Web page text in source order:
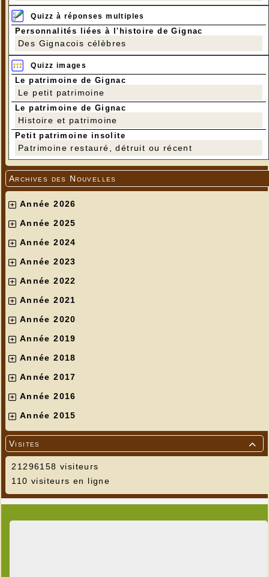
Quizz à réponses multiples
Personnalités liées à l'histoire de Gignac
Des Gignacois célèbres
Quizz images
Le patrimoine de Gignac
Le petit patrimoine
Le patrimoine de Gignac
Histoire et patrimoine
Petit patrimoine insolite
Patrimoine restauré, détruit ou récent
Archives des Nouvelles
Année 2026
Année 2025
Année 2024
Année 2023
Année 2022
Année 2021
Année 2020
Année 2019
Année 2018
Année 2017
Année 2016
Année 2015

Visites
21296158 visiteurs
110 visiteurs en ligne